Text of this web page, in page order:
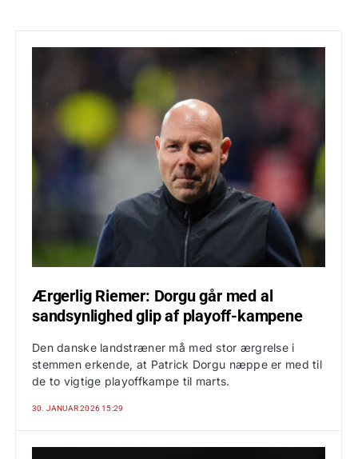
Ærgerlig Riemer: Dorgu går med al
sandsynlighed glip af playoff-kampene
Den danske landstræner må med stor ærgrelse i
stemmen erkende, at Patrick Dorgu næppe er med til
de to vigtige playoffkampe til marts.
30. JANUAR 2026 15:29